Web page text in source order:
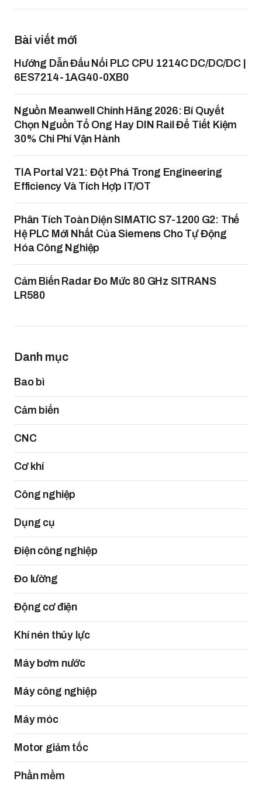
Bài viết mới
Hướng Dẫn Đấu Nối PLC CPU 1214C DC/DC/DC |
6ES7214-1AG40-0XB0
Nguồn Meanwell Chính Hãng 2026: Bí Quyết
Chọn Nguồn Tổ Ong Hay DIN Rail Để Tiết Kiệm
30% Chi Phí Vận Hành
TIA Portal V21: Đột Phá Trong Engineering
Efficiency Và Tích Hợp IT/OT
Phân Tích Toàn Diện SIMATIC S7-1200 G2: Thế
Hệ PLC Mới Nhất Của Siemens Cho Tự Động
Hóa Công Nghiệp
Cảm Biến Radar Đo Mức 80 GHz SITRANS
LR580
Danh mục
Bao bì
Cảm biến
CNC
Cơ khí
Công nghiệp
Dụng cụ
Điện công nghiệp
Đo lường
Động cơ điện
Khí nén thủy lực
Máy bơm nước
Máy công nghiệp
Máy móc
Motor giảm tốc
Phần mềm